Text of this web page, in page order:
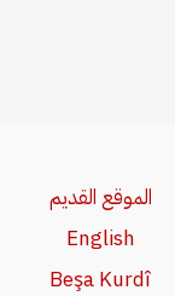
الموقع القديم
English
Beşa Kurdî